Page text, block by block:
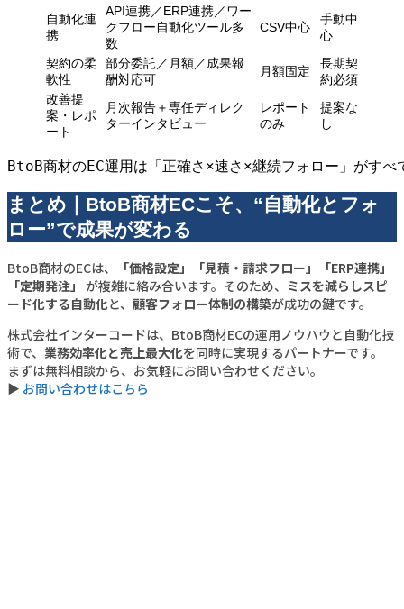
自動化連
携
API連携／ERP連携／ワー
クフロー自動化ツール多
数
CSV中心
手動中
心
契約の柔
軟性
部分委託／月額／成果報
酬対応可
月額固定
長期契
約必須
改善提
案・レポ
ート
月次報告＋専任ディレク
ターインタビュー
レポート
のみ
提案な
し
BtoB商材のEC運用は「正確さ×速さ×継続フォロー」がす
まとめ｜BtoB商材ECこそ、“自動化とフォ
ロー”で成果が変わる
BtoB商材のECは、
「価格設定」「見積・請求フロー」「ERP連携」
「定期発注」 が複雑に絡み合います。そのため、 ミスを減らしスピ
ード化する自動化と、 顧客フォロー体制の構築が成功の鍵です。
株式会社インターコードは、BtoB商材ECの運用ノウハウと自動化技
術で、 業務効率化と売上最大化を同時に実現するパートナーです。
まずは無料相談から、お気軽にお問い合わせください。
▶︎ お問い合わせはこちら